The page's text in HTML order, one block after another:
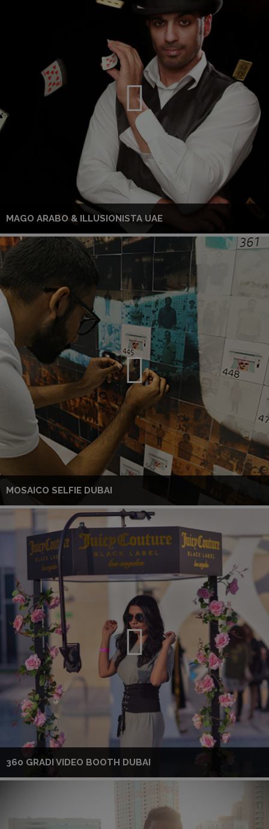
MAGO ARABO & ILLUSIONISTA UAE
MOSAICO SELFIE DUBAI
360 GRADI VIDEO BOOTH DUBAI